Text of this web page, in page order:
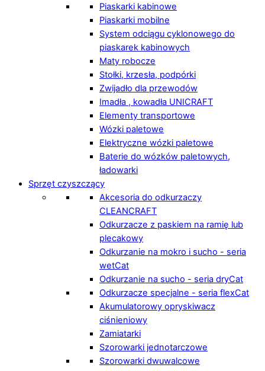
Piaskarki kabinowe
Piaskarki mobilne
System odciągu cyklonowego do
piaskarek kabinowych
Maty robocze
Stołki, krzesła, podpórki
Zwijadło dla przewodów
Imadła , kowadła UNICRAFT
Elementy transportowe
Wózki paletowe
Elektryczne wózki paletowe
Baterie do wózków paletowych,
ładowarki
Sprzęt czyszczący
Akcesoria do odkurzaczy
CLEANCRAFT
Odkurzacze z paskiem na ramię lub
plecakowy
Odkurzanie na mokro i sucho - seria
wetCat
Odkurzanie na sucho - seria dryCat
Odkurzacze specjalne - seria flexCat
Akumulatorowy opryskiwacz
ciśnieniowy
Zamiatarki
Szorowarki jednotarczowe
Szorowarki dwuwalcowe